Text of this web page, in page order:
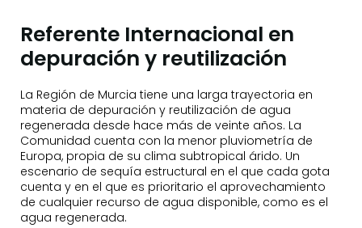
Referente Internacional en
depuración y reutilización
La Región de Murcia tie­ne una larga trayectoria en
materia de depuración y reutilización de agua
regenerada desde hace más de veinte años. La
Comunidad cuenta con la menor pluviometría de
Europa, propia de su clima subtropical árido. Un
escenario de sequía estructural en el que cada gota
cuenta y en el que es priori­tario el aprovechamiento
de cual­quier recurso de agua disponible, como es el
agua regenerada.